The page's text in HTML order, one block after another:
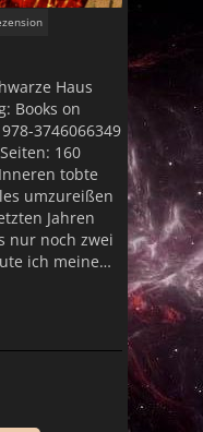
Haus
Books on
3746066349
160
tobte
umzureißen
Jahren
nur noch zwei
ich meine…